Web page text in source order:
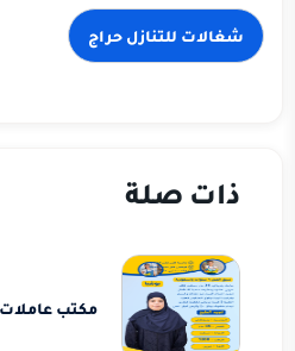
شغالات للتنازل حراج
ذات صلة
مكتب عاملات